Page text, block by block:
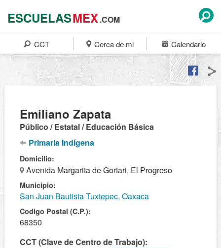
ESCUELASMEX.COM
CCT Cerca de mi Calendario
Emiliano Zapata
Público / Estatal / Educación Básica
Primaria Indígena
Domicilio:
Avenida Margarita de Gortari, El Progreso
Municipio:
San Juan Bautista Tuxtepec, Oaxaca
Codigo Postal (C.P.):
68350
CCT (Clave de Centro de Trabajo):